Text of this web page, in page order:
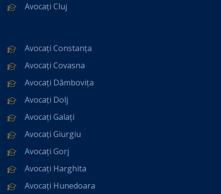
Avocați Cluj
Avocați Constanța
Avocați Covasna
Avocați Dâmbovița
Avocați Dolj
Avocați Galați
Avocați Giurgiu
Avocați Gorj
Avocați Harghita
Avocați Hunedoara